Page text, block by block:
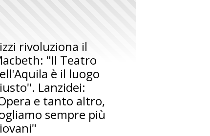
rivoluziona il
"Il Teatro
è il luogo
Lanzidei:
e tanto altro,
sempre più